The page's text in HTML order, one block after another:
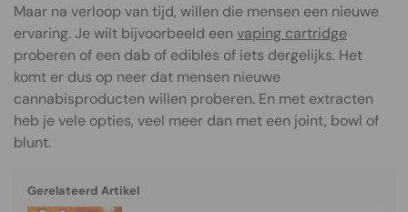
Maar na verloop van tijd, willen die mensen een nieuwe
ervaring. Je wilt bijvoorbeeld een vaping cartridge
proberen of een dab of edibles of iets dergelijks. Het
komt er dus op neer dat mensen nieuwe
cannabisproducten willen proberen. En met extracten
heb je vele opties, veel meer dan met een joint, bowl of
blunt.
Gerelateerd Artikel